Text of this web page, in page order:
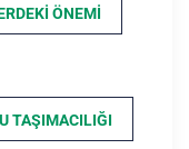
ÖNEMI
TAŞIMACILIĞI